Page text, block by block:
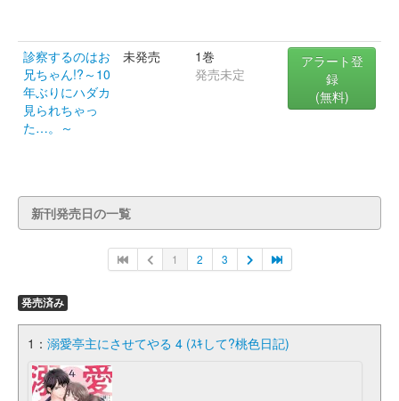
診察するのはお
兄ちゃん!?～10
年ぶりにハダカ
見られちゃっ
た…。～
未発売
1巻
発売未定
アラート登
録
(無料)
新刊発売日の一覧
1 2 3
発売済み
1： 溺愛亭主にさせてやる 4 (ｽｷして?桃色日記)